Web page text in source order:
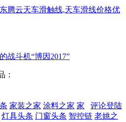
腾云天车滑触线,天车滑线价格优
战斗机“博因2017”
：
评论登陆
家装之家 涂料之家 家
灯具头条 门窗头条 智控链 老姚之